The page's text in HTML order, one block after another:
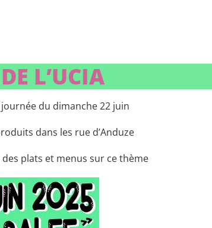
L’UCIA
journée du dimanche 22 juin
dans les rue d’Anduze
plats et menus sur ce thème